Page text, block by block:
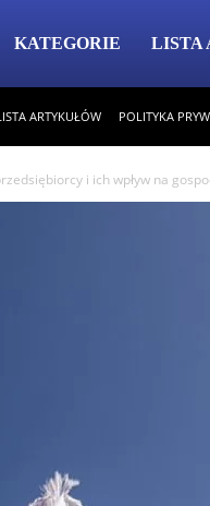
KATEGORIE LISTA
ARTYKUŁÓW POLITYKA
i ich wpływ na